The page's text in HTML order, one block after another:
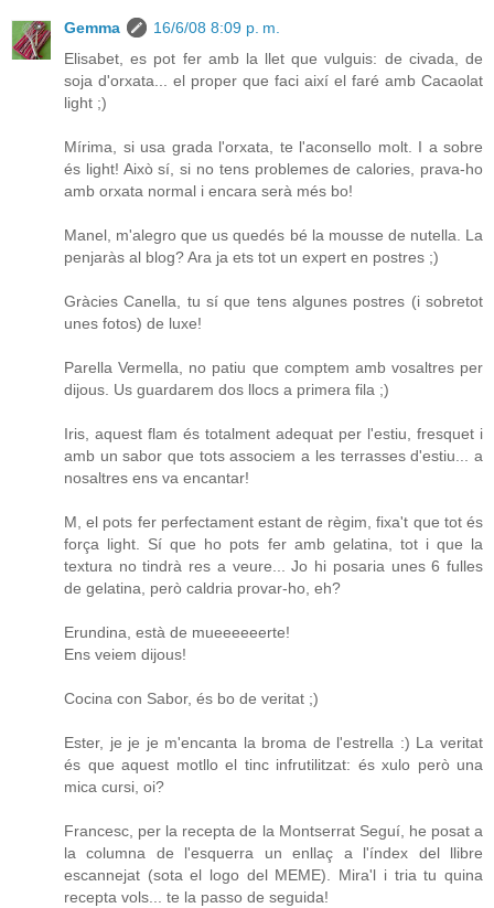
Gemma
16/6/08 8:09 p. m.
Elisabet, es pot fer amb la llet que vulguis: de civada, de
soja d'orxata... el proper que faci així el faré amb Cacaolat
light ;)
Mírima, si usa grada l'orxata, te l'aconsello molt. I a sobre
és light! Això sí, si no tens problemes de calories, prava-ho
amb orxata normal i encara serà més bo!
Manel, m'alegro que us quedés bé la mousse de nutella. La
penjaràs al blog? Ara ja ets tot un expert en postres ;)
Gràcies Canella, tu sí que tens algunes postres (i sobretot
unes fotos) de luxe!
Parella Vermella, no patiu que comptem amb vosaltres per
dijous. Us guardarem dos llocs a primera fila ;)
Iris, aquest flam és totalment adequat per l'estiu, fresquet i
amb un sabor que tots associem a les terrasses d'estiu... a
nosaltres ens va encantar!
M, el pots fer perfectament estant de règim, fixa't que tot és
força light. Sí que ho pots fer amb gelatina, tot i que la
textura no tindrà res a veure... Jo hi posaria unes 6 fulles
de gelatina, però caldria provar-ho, eh?
Erundina, està de mueeeeeerte!
Ens veiem dijous!
Cocina con Sabor, és bo de veritat ;)
Ester, je je je m'encanta la broma de l'estrella :) La veritat
és que aquest motllo el tinc infrutilitzat: és xulo però una
mica cursi, oi?
Francesc, per la recepta de la Montserrat Seguí, he posat a
la columna de l'esquerra un enllaç a l'índex del llibre
escannejat (sota el logo del MEME). Mira'l i tria tu quina
recepta vols... te la passo de seguida!